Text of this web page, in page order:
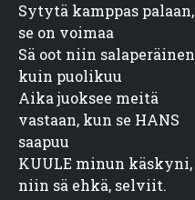
Sytytä kamppas palaan,
se on voimaa
Sä oot niin salaperäinen
kuin puolikuu
Aika juoksee meitä
vastaan, kun se HANS
saapuu
KUULE minun käskyni,
niin sä ehkä, selviit.